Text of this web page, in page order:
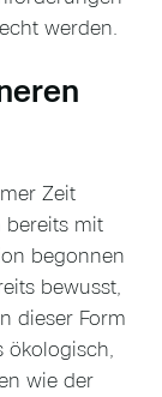
werden.
Zeit
bereits mit
begonnen
bewusst,
dieser Form
ökologisch,
wie der